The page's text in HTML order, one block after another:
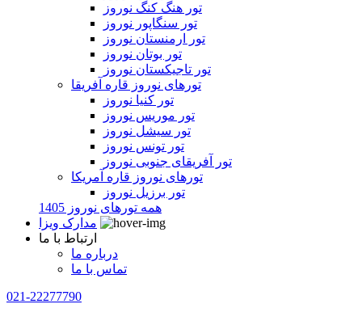
تور هنگ کنگ نوروز
تور سنگاپور نوروز
تور ارمنستان نوروز
تور بوتان نوروز
تور تاجیکستان نوروز
تورهای نوروز قاره آفریقا
تور کنیا نوروز
تور موریس نوروز
تور سیشل نوروز
تور تونس نوروز
تور آفریقای جنوبی نوروز
تورهای نوروز قاره آمریکا
تور برزیل نوروز
همه تورهای نوروز 1405
مدارک ویزا
ارتباط با ما
درباره ما
تماس با ما
021-22277790